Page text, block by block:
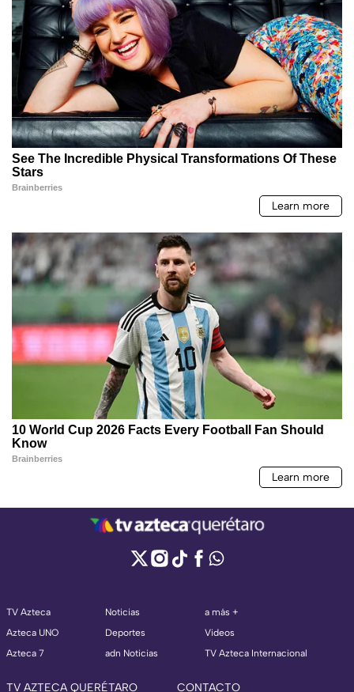
TV Azteca
Azteca UNO
Azteca 7
Noticias
Deportes
adn Noticias
a más +
Videos
TV Azteca Internacional
TV AZTECA QUERÉTARO CONTACTO